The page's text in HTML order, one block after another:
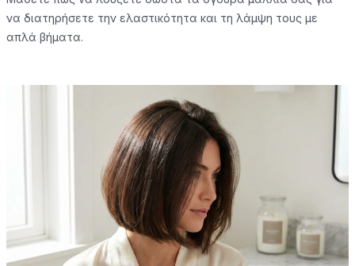
να διατηρήσετε την ελαστικότητα και τη λάμψη τους με
απλά βήματα.